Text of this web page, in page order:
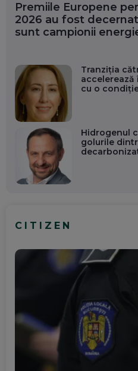
Premiile Europene
2026 au fost
sunt campionii
Tranziția
accelerează
cu o
Hidrogenul
golurile
CITIZEN